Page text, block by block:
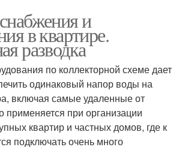
и
в квартире.
разводка
по коллекторной схеме дает
одинаковый напор воды на
включая самые удаленные от
применяется при организации
квартир и частных домов, где к
подключать очень много